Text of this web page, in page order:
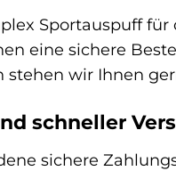
Sportauspuff
eine sichere
stehen wir Ihnen
schneller
sichere